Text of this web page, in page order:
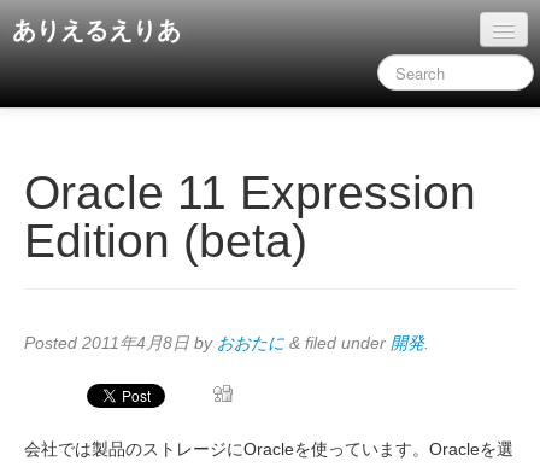
ありえるえりあ
旧コンテンツ
Oracle 11 Expression
Edition (beta)
Posted 2011年4月8日 by おおたに & filed under 開発.
会社では製品のストレージにOracleを使っています。Oracleを選